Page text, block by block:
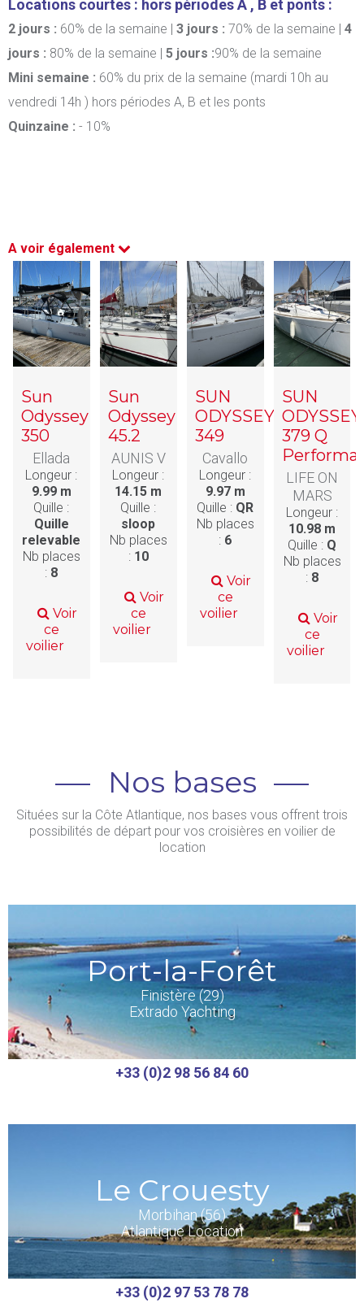
Locations courtes : hors périodes A , B et ponts :
2 jours : 60% de la semaine | 3 jours : 70% de la semaine | 4
jours : 80% de la semaine | 5 jours :90% de la semaine
Mini semaine : 60% du prix de la semaine (mardi 10h au
vendredi 14h ) hors périodes A, B et les ponts
Quinzaine : - 10%
A voir également
Sun
Odyssey
350
Ellada
Longeur :
9.99 m
Quille :
Quille
relevable
Nb places
: 8
Voir
ce
voilier
Sun
Odyssey
45.2
AUNIS V
Longeur :
14.15 m
Quille :
sloop
Nb places
: 10
Voir
ce
voilier
SUN
ODYSSEY
349
Cavallo
Longeur :
9.97 m
Quille : QR
Nb places
: 6
Voir
ce
voilier
SUN
ODYSSEY
379 Q
LIFE ON
MARS
Longeur :
10.98 m
Quille : Q
Nb places
: 8
Voir
ce
voilier
Nos bases
Situées sur la Côte Atlantique, nos bases vous offrent trois
possibilités de départ pour vos croisières en voilier de
location
Port-la-Forêt
Finistère (29)
Extrado Yachting
+33 (0)2 98 56 84 60
Le Crouesty
Morbihan (56)
Atlantique Location
+33 (0)2 97 53 78 78